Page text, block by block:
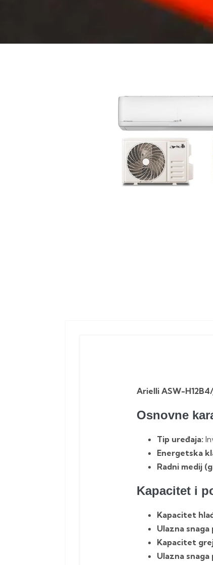
Arielli ASW-
Osnovne
Tip uređaja:
Energetska
Radni medij
Kapacitet i
Kapacitet
Ulazna snaga
Kapacitet
Ulazna